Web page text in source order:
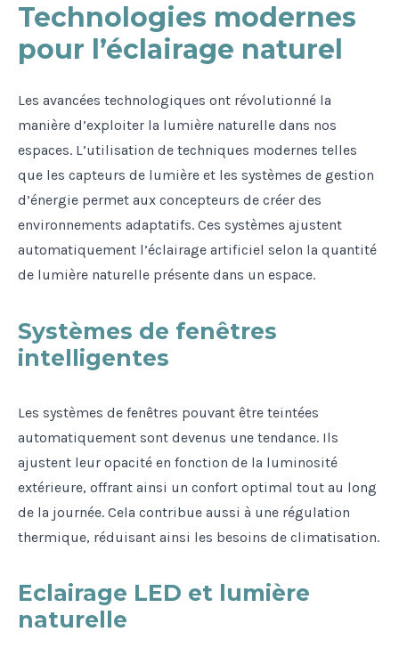
Technologies modernes
pour l’éclairage naturel
Les avancées technologiques ont révolutionné la
manière d’exploiter la lumière naturelle dans nos
espaces. L’utilisation de techniques modernes telles
que les capteurs de lumière et les systèmes de gestion
d’énergie permet aux concepteurs de créer des
environnements adaptatifs. Ces systèmes ajustent
automatiquement l’éclairage artificiel selon la quantité
de lumière naturelle présente dans un espace.
Systèmes de fenêtres
intelligentes
Les systèmes de fenêtres pouvant être teintées
automatiquement sont devenus une tendance. Ils
ajustent leur opacité en fonction de la luminosité
extérieure, offrant ainsi un confort optimal tout au long
de la journée. Cela contribue aussi à une régulation
thermique, réduisant ainsi les besoins de climatisation.
Eclairage LED et lumière
naturelle